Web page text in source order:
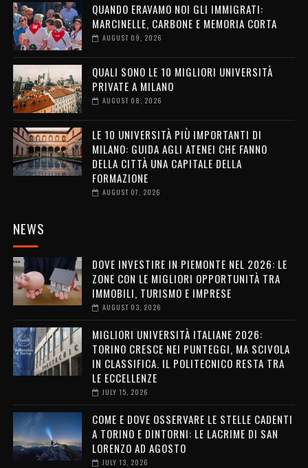
QUANDO ERAVAMO NOI GLI IMMIGRATI:
MARCINELLE, CARBONE E MEMORIA CORTA
AUGUST 09, 2026
QUALI SONO LE 10 MIGLIORI UNIVERSITÀ
PRIVATE A MILANO
AUGUST 08, 2026
LE 10 UNIVERSITÀ PIÙ IMPORTANTI DI
MILANO: GUIDA AGLI ATENEI CHE FANNO
DELLA CITTÀ UNA CAPITALE DELLA
FORMAZIONE
AUGUST 07, 2026
NEWS
DOVE INVESTIRE IN PIEMONTE NEL 2026: LE
ZONE CON LE MIGLIORI OPPORTUNITÀ TRA
IMMOBILI, TURISMO E IMPRESE
AUGUST 03, 2026
MIGLIORI UNIVERSITÀ ITALIANE 2026:
TORINO CRESCE NEI PUNTEGGI, MA SCIVOLA
IN CLASSIFICA. IL POLITECNICO RESTA TRA
LE ECCELLENZE
JULY 15, 2026
COME E DOVE OSSERVARE LE STELLE CADENTI
A TORINO E DINTORNI: LE LACRIME DI SAN
LORENZO AD AGOSTO
JULY 13, 2026